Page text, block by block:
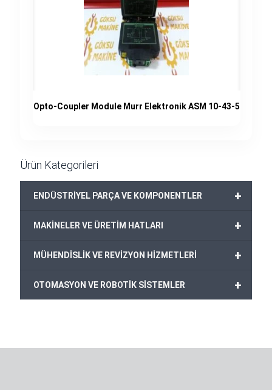
Opto-Coupler Module Murr Elektronik ASM 10-43-5
Ürün Kategorileri
+
ENDÜSTRİYEL PARÇA VE KOMPONENTLER
+
MAKİNELER VE ÜRETİM HATLARI
+
MÜHENDİSLİK VE REVİZYON HİZMETLERİ
+
OTOMASYON VE ROBOTİK SİSTEMLER